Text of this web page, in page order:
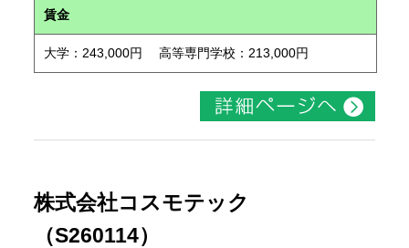
賃金
大学：243,000円 高等専門学校：213,000円
株式会社コスモテック
（S260114）